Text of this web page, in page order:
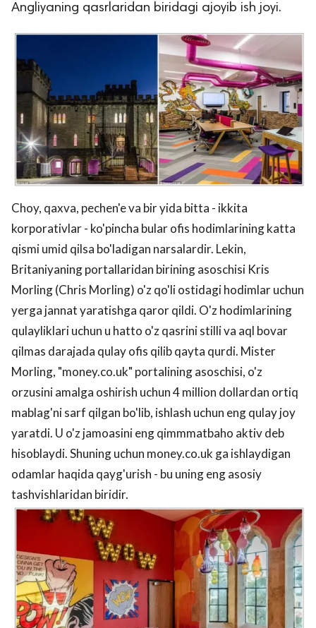
защищены.
Angliyaning qasrlaridan biridagi ajoyib ish joyi.
Choy, qaxva, pechen'e va bir yida bitta - ikkita
korporativlar - ko'pincha bular ofis hodimlarining katta
qismi umid qilsa bo'ladigan narsalardir. Lekin,
Britaniyaning portallaridan birining asoschisi Kris
Morling (Chris Morling) o'z qo'li ostidagi hodimlar uchun
yerga jannat yaratishga qaror qildi. O'z hodimlarining
qulayliklari uchun u hatto o'z qasrini stilli va aql bovar
qilmas darajada qulay ofis qilib qayta qurdi. Mister
Morling, "money.co.uk" portalining asoschisi, o'z
orzusini amalga oshirish uchun 4 million dollardan ortiq
mablag'ni sarf qilgan bo'lib, ishlash uchun eng qulay joy
yaratdi. U o'z jamoasini eng qimmmatbaho aktiv deb
hisoblaydi. Shuning uchun money.co.uk ga ishlaydigan
odamlar haqida qayg'urish - bu uning eng asosiy
tashvishlaridan biridir.